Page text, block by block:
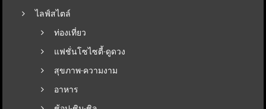
ไลฟ์สไตล์
ท่องเที่ยว
แฟชั่นโซไซตี้-ดูดวง
สุขภาพ-ความงาม
อาหาร